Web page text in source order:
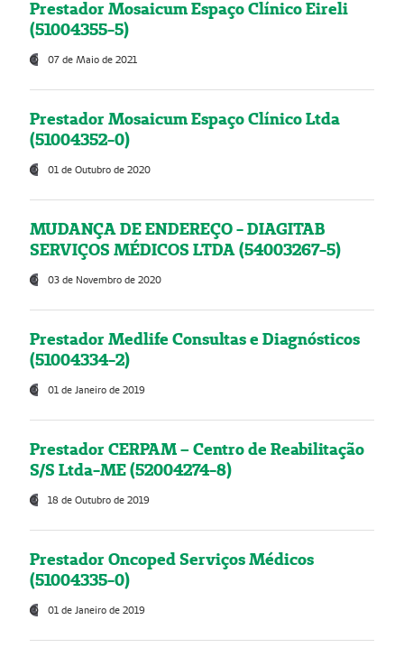
Prestador Mosaicum Espaço Clínico Eireli
(51004355-5)
07 de Maio de 2021
Prestador Mosaicum Espaço Clínico Ltda
(51004352-0)
01 de Outubro de 2020
MUDANÇA DE ENDEREÇO - DIAGITAB
SERVIÇOS MÉDICOS LTDA (54003267-5)
03 de Novembro de 2020
Prestador Medlife Consultas e Diagnósticos
(51004334-2)
01 de Janeiro de 2019
Prestador CERPAM – Centro de Reabilitação
S/S Ltda-ME (52004274-8)
18 de Outubro de 2019
Prestador Oncoped Serviços Médicos
(51004335-0)
01 de Janeiro de 2019